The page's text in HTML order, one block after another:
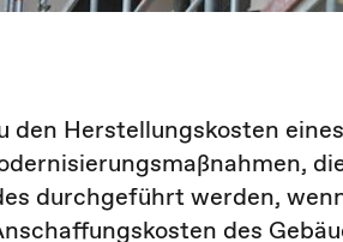
den Herstellungskosten
durchgeführt werden,
des